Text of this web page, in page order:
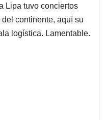
Lipa tuvo conciertos
continente, aquí su
logística. Lamentable.